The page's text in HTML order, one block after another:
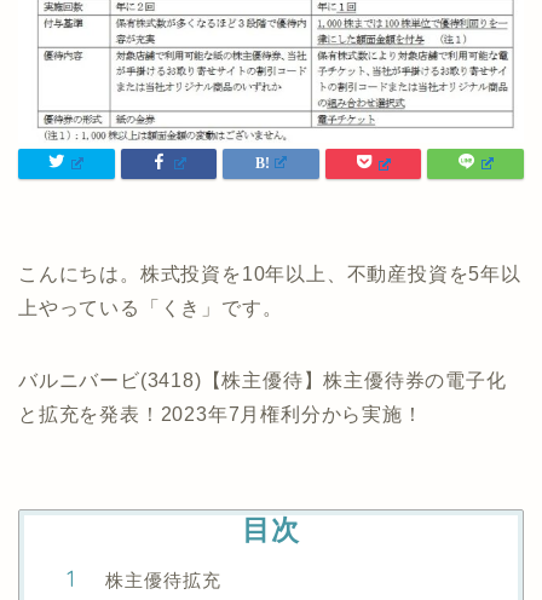
こんにちは。株式投資を10年以上、不動産投資を5年以
上やっている「くき」です。
バルニバービ(3418)【株主優待】株主優待券の電子化
と拡充を発表！2023年7月権利分から実施！
目次
株主優待拡充